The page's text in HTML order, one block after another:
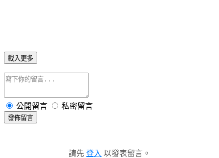
載入更多
公開留言 私密留言
發佈留言
請先 登入 以發表留言。